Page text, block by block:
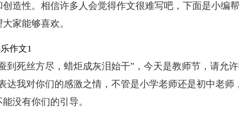
创造性。相信许多人会觉得作文很难写吧，下面是小编
家能够喜欢。
作文1
到死丝方尽，蜡炬成灰泪始干”，今天是教师节，请允
达我对你们的感激之情，不管是小学老师还是初中老
没有你们的引导。